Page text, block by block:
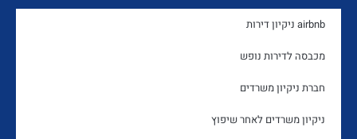
airbnb ניקיון דירות
מכבסה לדירות נופש
חברת ניקיון משרדים
ניקיון משרדים לאחר שיפוץ